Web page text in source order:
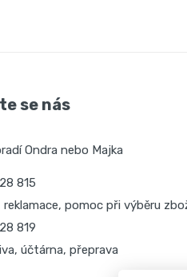
se nás
Ondra nebo Majka
815
reklamace, pomoc při výběru
819
účtárna, přeprava